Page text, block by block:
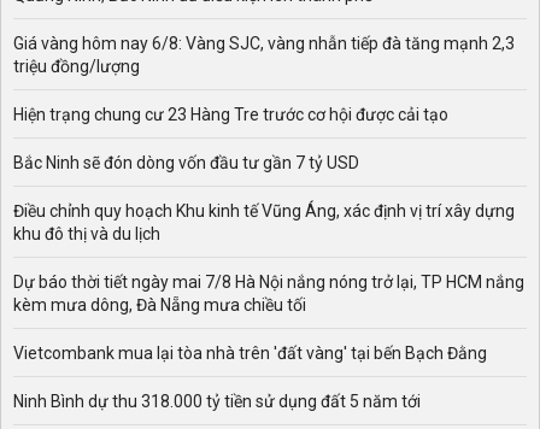
Giá vàng hôm nay 6/8: Vàng SJC, vàng nhẫn tiếp đà tăng mạnh 2,3
triệu đồng/lượng
Hiện trạng chung cư 23 Hàng Tre trước cơ hội được cải tạo
Bắc Ninh sẽ đón dòng vốn đầu tư gần 7 tỷ USD
Điều chỉnh quy hoạch Khu kinh tế Vũng Áng, xác định vị trí xây dựng
khu đô thị và du lịch
Dự báo thời tiết ngày mai 7/8 Hà Nội nắng nóng trở lại, TP HCM nắng
kèm mưa dông, Đà Nẵng mưa chiều tối
Vietcombank mua lại tòa nhà trên 'đất vàng' tại bến Bạch Đằng
Ninh Bình dự thu 318.000 tỷ tiền sử dụng đất 5 năm tới